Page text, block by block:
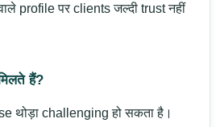
profile पर clients जल्दी trust नहीं
हैं?
थोड़ा challenging हो सकता है।